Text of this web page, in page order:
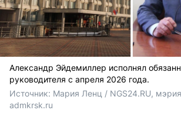
Александр Эйдемиллер исполнял
руководителя с апреля 2026 года.
Источник: Мария Ленц / NGS24.RU,
admkrsk.ru